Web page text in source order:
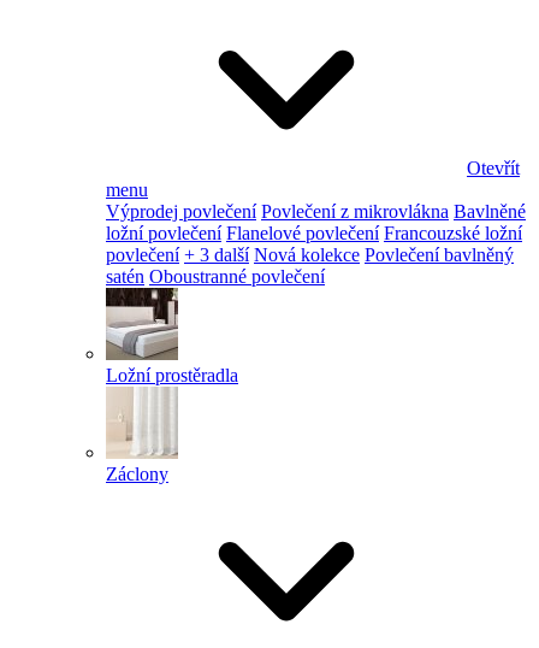
Otevřít
menu
Výprodej povlečení Povlečení z mikrovlákna Bavlněné
ložní povlečení Flanelové povlečení Francouzské ložní
povlečení + 3 další Nová kolekce Povlečení bavlněný
satén Oboustranné povlečení
Ložní prostěradla
Záclony